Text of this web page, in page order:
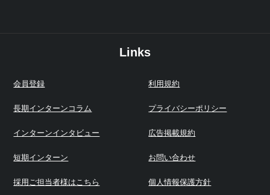
Links
会員登録
長期インターンコラム
インターンインタビュー
短期インターン
採用ご担当者様はこちら
利用規約
プライバシーポリシー
広告掲載規約
お問い合わせ
個人情報保護方針